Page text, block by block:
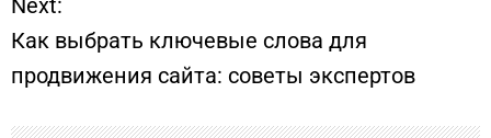
в
и
г
Next:
Как выбрать ключевые слова для
продвижения сайта: советы экспертов